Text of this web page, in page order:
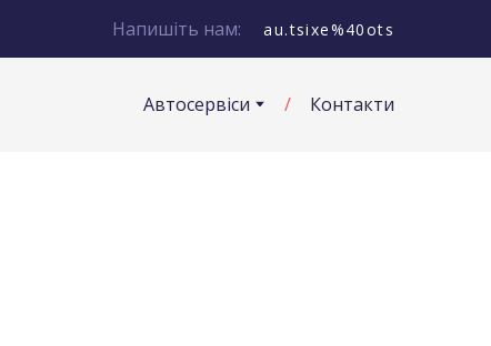
Напишіть нам: au.tsixe%40ots
Автосервіси Контакти